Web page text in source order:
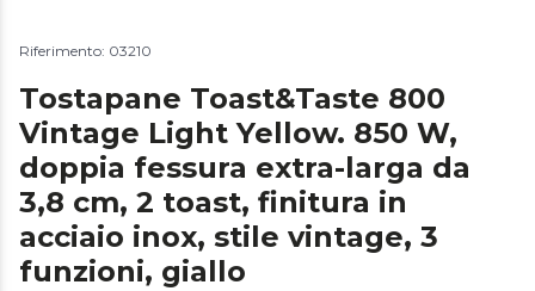
Riferimento: 03210
Tostapane Toast&Taste 800
Vintage Light Yellow. 850 W,
doppia fessura extra-larga da
3,8 cm, 2 toast, finitura in
acciaio inox, stile vintage, 3
funzioni, giallo